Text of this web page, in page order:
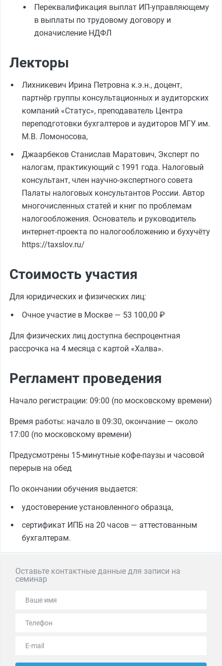
Переквалификация выплат ИП-управляющему
в выплаты по трудовому договору и
доначисление НДФЛ
Лекторы
Лихникевич Ирина Петровна к.э.н., доцент,
партнёр группы консультационных и аудиторских
компаний «Статус», преподаватель Центра
переподготовки бухгалтеров и аудиторов МГУ им.
М.В. Ломоносова,
Джаарбеков Станислав Маратович, Эксперт по
налогам, практикующий с 1991 года. Налоговый
консультант, член научно-экспертного совета
Палаты налоговых консультантов России. Автор
многочисленных статей и книг по проблемам
налогообложения. Основатель и руководитель
интернет-проекта по налогообложению и бухучёту
https://taxslov.ru/
Стоимость участия
Для юридических и физических лиц:
Очное участие в Москве — 53 100,00 ₽
Для физических лиц доступна беспроцентная
рассрочка на 4 месяца с картой «Халва».
Регламент проведения
Начало регистрации: 09:00 (по московскому времени)
Время работы: начало в 09:30, окончание — около
17:00 (по московскому времени)
Предусмотрены 15-минутные кофе-паузы и часовой
перерыв на обед
По окончании обучения выдается:
удостоверение установленного образца,
сертификат ИПБ на 20 часов — аттестованным
бухгалтерам.
Оставьте контактные данные для записи на
семинар